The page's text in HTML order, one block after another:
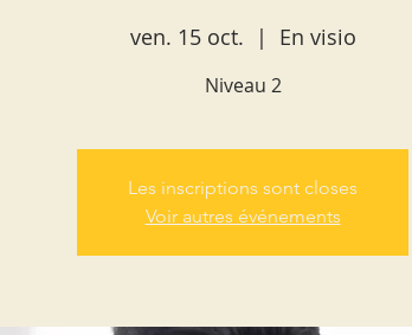
ven. 15 oct.
  |
En visio
Niveau 2
Les inscriptions sont closes
Voir autres événements